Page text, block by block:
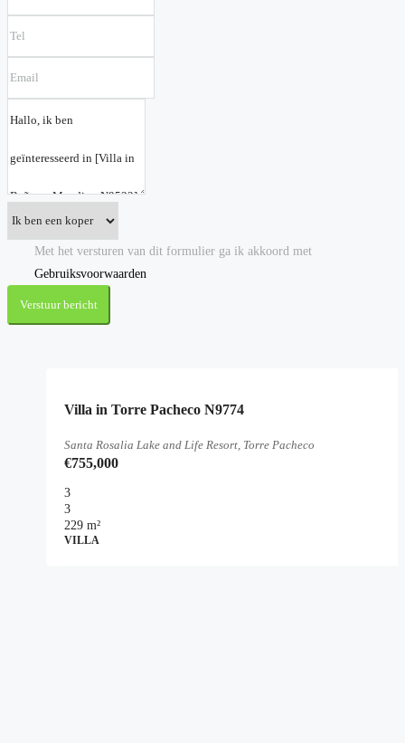
Met het versturen van dit formulier ga ik akkoord met
Gebruiksvoorwaarden
Verstuur bericht
Villa in Torre Pacheco N9774
Santa Rosalia Lake and Life Resort, Torre Pacheco
€755,000
3
3
229 m²
VILLA